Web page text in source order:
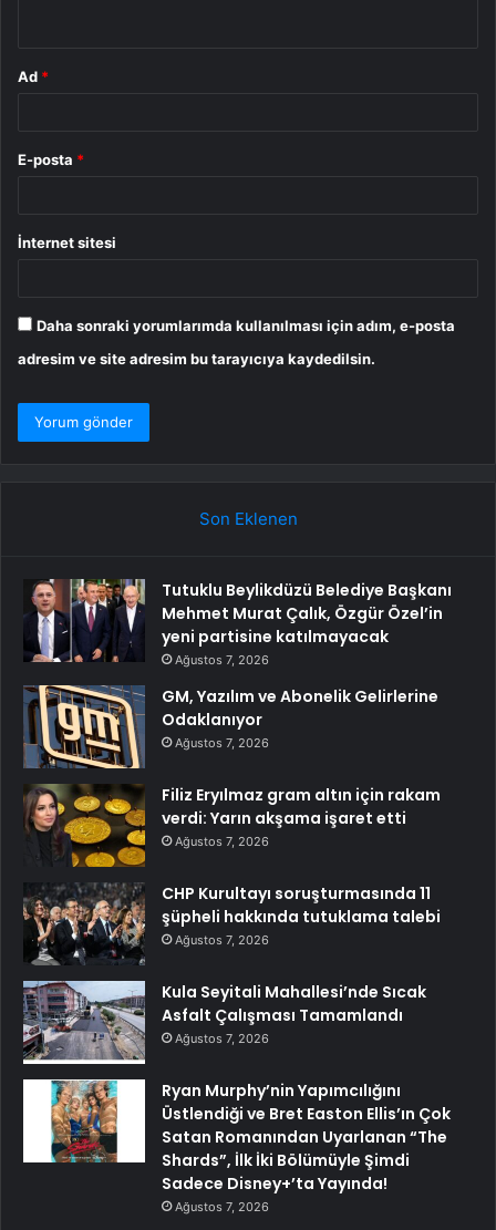
Ad *
E-posta *
İnternet sitesi
Daha sonraki yorumlarımda kullanılması için adım, e-posta
adresim ve site adresim bu tarayıcıya kaydedilsin.
Son Eklenen
Tutuklu Beylikdüzü Belediye Başkanı
Mehmet Murat Çalık, Özgür Özel’in
yeni partisine katılmayacak
Ağustos 7, 2026
GM, Yazılım ve Abonelik Gelirlerine
Odaklanıyor
Ağustos 7, 2026
Filiz Eryılmaz gram altın için rakam
verdi: Yarın akşama işaret etti
Ağustos 7, 2026
CHP Kurultayı soruşturmasında 11
şüpheli hakkında tutuklama talebi
Ağustos 7, 2026
Kula Seyitali Mahallesi’nde Sıcak
Asfalt Çalışması Tamamlandı
Ağustos 7, 2026
Ryan Murphy’nin Yapımcılığını
Üstlendiği ve Bret Easton Ellis’ın Çok
Satan Romanından Uyarlanan “The
Shards”, İlk İki Bölümüyle Şimdi
Sadece Disney+’ta Yayında!
Ağustos 7, 2026